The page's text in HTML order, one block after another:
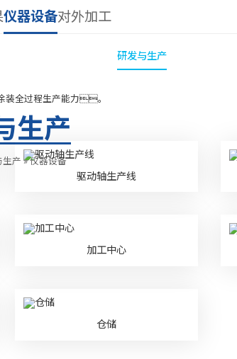
研发与生产人才招聘
生产
生产 »仪器设备
仪器设备对外加工
全过程生产能力。
驱动轴生产线
加工中心
仓储